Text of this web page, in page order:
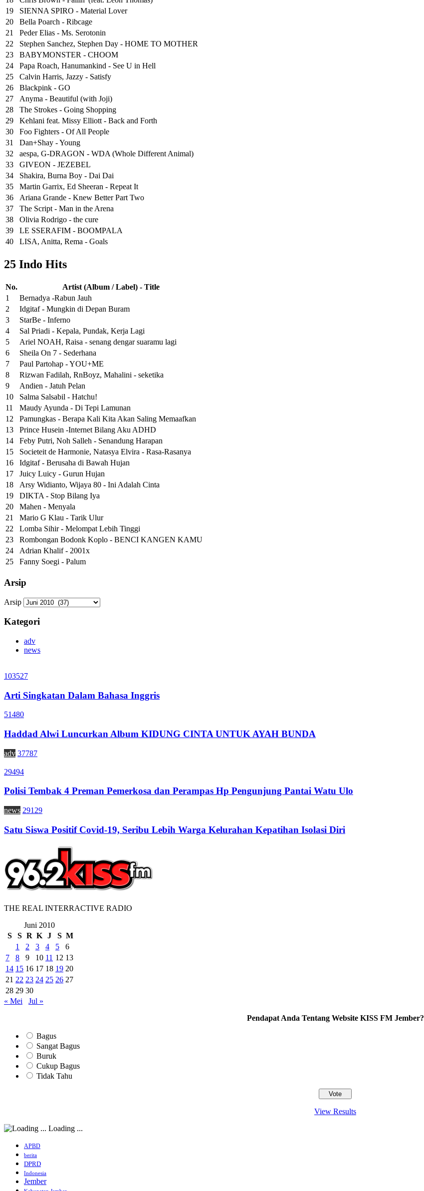
19
SIENNA SPIRO - Material Lover
20
Bella Poarch - Ribcage
21
Peder Elias - Ms. Serotonin
22
Stephen Sanchez, Stephen Day - HOME TO MOTHER
23
BABYMONSTER - CHOOM
24
Papa Roach, Hanumankind - See U in Hell
25
⁠Calvin Harris, Jazzy - Satisfy
26
Blackpink - GO
27
Anyma - Beautiful (with Joji)
28
The Strokes - Going Shopping
29
Kehlani feat. Missy Elliott - Back and Forth
30
Foo Fighters - Of All People
31
Dan+Shay - Young
32
aespa, G-DRAGON - WDA (Whole Different Animal)
33
GIVEON - JEZEBEL
34
Shakira, Burna Boy - Dai Dai
35
Martin Garrix, Ed Sheeran - Repeat It
36
Ariana Grande - Knew Better Part Two
37
The Script - Man in the Arena
38
Olivia Rodrigo - the cure
39
LE SSERAFIM - BOOMPALA
40
LISA, Anitta, Rema - Goals
25 Indo Hits
No.
Artist (Album / Label) - Title
1
Bernadya -Rabun Jauh
2
Idgitaf - Mungkin di Depan Buram
3
StarBe - Inferno
4
Sal Priadi - Kepala, Pundak, Kerja Lagi
5
Ariel NOAH, Raisa - senang dengar suaramu lagi
6
Sheila On 7 - Sederhana
7
Paul Partohap - YOU+ME
8
Rizwan Fadilah, RnBoyz, Mahalini - seketika
9
Andien - Jatuh Pelan
10
Salma Salsabil - Hatchu!
11
Maudy Ayunda - Di Tepi Lamunan
12
Pamungkas - Berapa Kali Kita Akan Saling Memaafkan
13
Prince Husein -Internet Bilang Aku ADHD
14
Feby Putri, Noh Salleh - Senandung Harapan
15
Societeit de Harmonie, Natasya Elvira - Rasa-Rasanya
16
Idgitaf - Berusaha di Bawah Hujan
17
Juicy Luicy - Gurun Hujan
18
Arsy Widianto, Wijaya 80 - Ini Adalah Cinta
19
DIKTA - Stop Bilang Iya
20
Mahen - Menyala
21
Mario G Klau - Tarik Ulur
22
Lomba Sihir - Melompat Lebih Tinggi
23
Rombongan Bodonk Koplo - BENCI KANGEN KAMU
24
Adrian Khalif - 2001x
25
Fanny Soegi - Palum
Arsip
Arsip
Kategori
adv
news
103527
Arti Singkatan Dalam Bahasa Inggris
51480
Haddad Alwi Luncurkan Album KIDUNG CINTA UNTUK AYAH BUNDA
adv 37787
29494
Polisi Tembak 4 Preman Pemerkosa dan Perampas Hp Pengunjung Pantai Watu Ulo
news 29129
Satu Siswa Positif Covid-19, Seribu Lebih Warga Kelurahan Kepatihan Isolasi Diri
THE REAL INTERRACTIVE RADIO
Juni 2010
S
S R K J S M
1
2 3 4 5
6
7
8 9 10 11 12 13
14 15 16 17 18 19 20
21 22 23 24 25 26 27
28 29 30
« Mei
Jul »
Pendapat Anda Tentang Website KISS FM Jember?
Bagus
Sangat Bagus
Buruk
Cukup Bagus
Tidak Tahu
View Results
Loading ...
APBD
berita
DPRD
Indonesia
Jember